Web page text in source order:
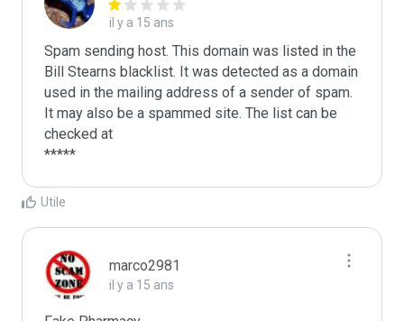
il y a 15 ans
Spam sending host. This domain was listed in the
Bill Stearns blacklist. It was detected as a domain
used in the mailing address of a sender of spam.
It may also be a spammed site. The list can be
checked at
Utile
marco2981
il y a 15 ans